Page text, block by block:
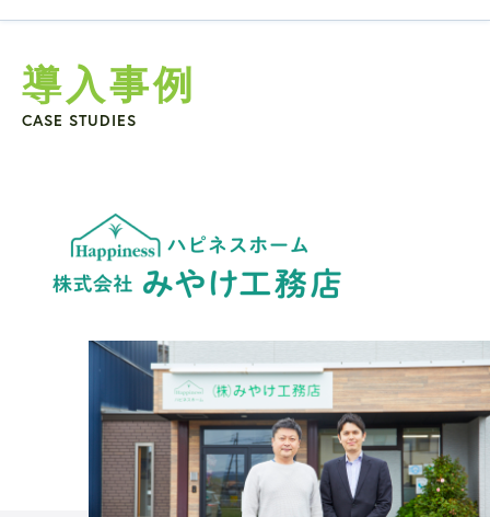
導入事例
CASE STUDIES